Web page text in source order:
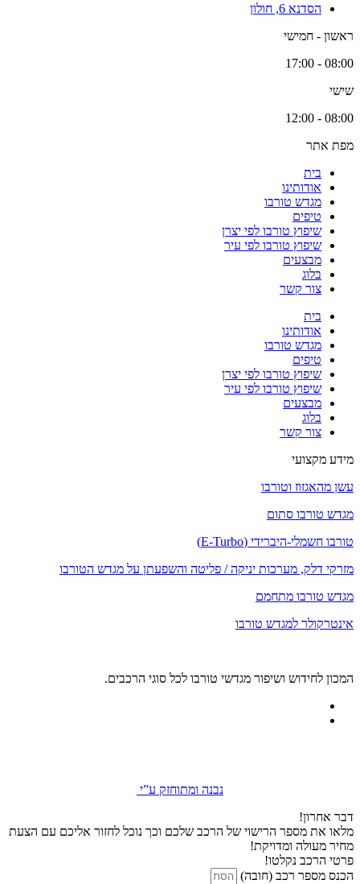
הסדנא 6, חולון
ראשון - חמישי
08:00 - 17:00
שישי
08:00 - 12:00
מפת אתר
בית
אודותינו
מגדש טורבו
טיפים
שיפוץ טורבו לפי יצרן
שיפוץ טורבו לפי עיר
מבצעים
בלוג
צור קשר
בית
אודותינו
מגדש טורבו
טיפים
שיפוץ טורבו לפי יצרן
שיפוץ טורבו לפי עיר
מבצעים
בלוג
צור קשר
מידע מקצועי
עשן מהאגזוז וטורבו
מגדש טורבו סתום
טורבו חשמלי-היברידי (E-Turbo)
מזרקי דלק, מערכות יניקה / פליטה והשפעתן על מגדש הטורבו
מגדש טורבו מתחמם
אינטרקולר למגדש טורבו
המכון לחידוש ושיפור מגדשי טורבו לכל סוגי הרכבים.
נבנה ומתוחזק ע”י
דבר אחרון!
מלאו את מספר הרישוי של הרכב שלכם וכך נוכל לחזור אליכם עם הצעת
מחיר מעולה ומדויקת!
פרטי הרכב נקלטו!
הכנס מספר רכב (חובה)